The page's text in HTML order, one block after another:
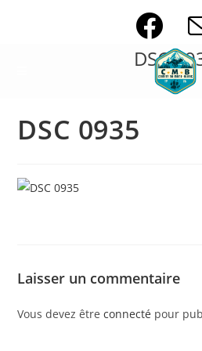
DSC
DSC 0935
Laisser un commentaire
Vous devez êtreconnecté pour